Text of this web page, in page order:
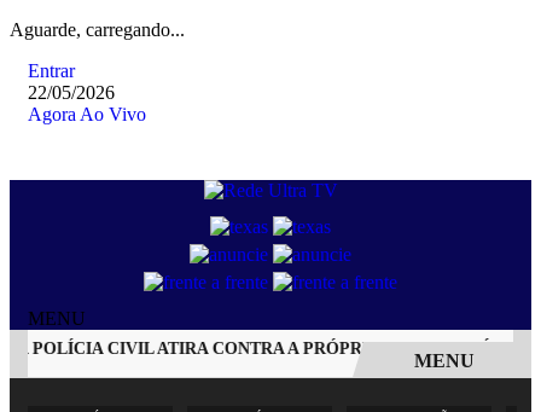
Aguarde, carregando...
Entrar
22/05/2026
Agora Ao Vivo
MENU
POLÍCIA CIVIL ATIRA CONTRA A PRÓPRIA CABEÇA APÓS
EM ALTA
MENU